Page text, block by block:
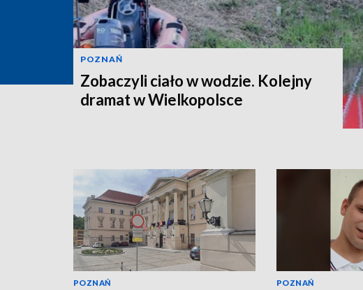
POZNAŃ
Zobaczyli ciało w wodzie. Kolejny
dramat w Wielkopolsce
POZNAŃ POZNAŃ